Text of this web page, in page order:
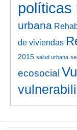
políticas
urbana
de viviendas
2015 salud urbana
ecosocial